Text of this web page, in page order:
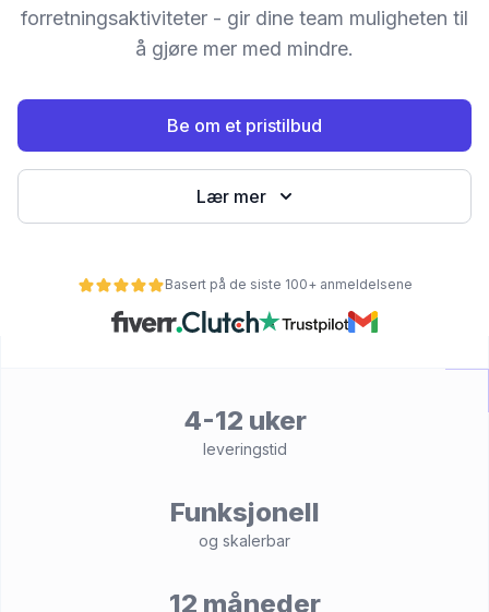
forretningsaktiviteter - gir dine team muligheten til
å gjøre mer med mindre.
Be om et pristilbud
Lær mer
Basert på de siste 100+ anmeldelsene
4-12 uker
leveringstid
Funksjonell
og skalerbar
12 måneder